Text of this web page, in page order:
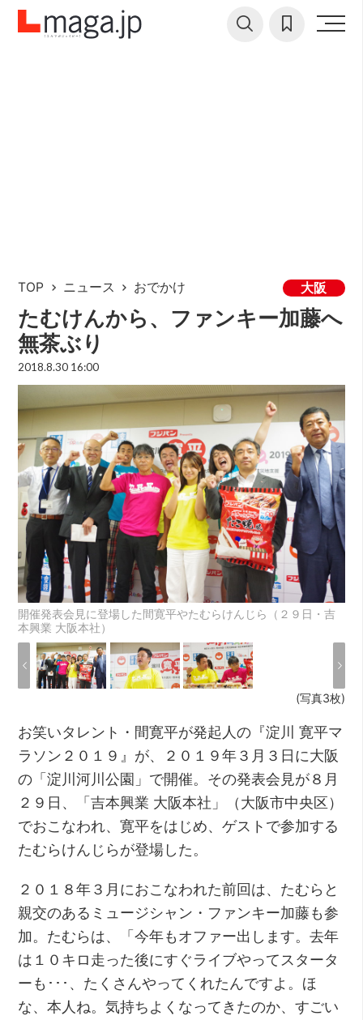
TOP ニュース おでかけ 大阪
たむけんから、ファンキー加藤へ
無茶ぶり
2018.8.30 16:00
開催発表会見に登場した間寛平やたむらけんじら（２９日・吉
本興業 大阪本社）
(写真3枚)
お笑いタレント・間寛平が発起人の『淀川 寛平マ
ラソン２０１９』が、２０１９年３月３日に大阪
の「淀川河川公園」で開催。その発表会見が８月
２９日、「吉本興業 大阪本社」（大阪市中央区）
でおこなわれ、寛平をはじめ、ゲストで参加する
たむらけんじらが登場した。
２０１８年３月におこなわれた前回は、たむらと
親交のあるミュージシャン・ファンキー加藤も参
加。たむらは、「今年もオファー出します。去年
は１０キロ走った後にすぐライブやってスタータ
ーも･･･、たくさんやってくれたんですよ。ほ
な、本人ね。気持ちよくなってきたのか、すごい